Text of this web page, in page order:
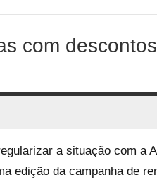
com
a situação com a
edição da campanha de